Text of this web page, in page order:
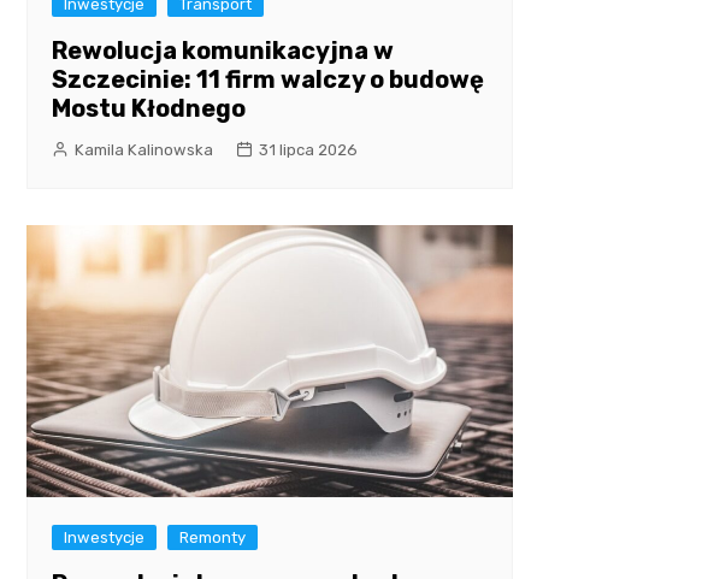
Inwestycje Transport
Rewolucja komunikacyjna w
Szczecinie: 11 firm walczy o budowę
Mostu Kłodnego
Kamila Kalinowska 31 lipca 2026
Inwestycje Remonty